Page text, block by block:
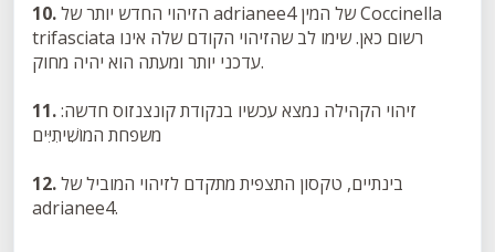
10.
trifasciata רשום כאן. שימו לב שהזיהוי הקודם שלה אינו
עדכני יותר ומעתה הוא יהיה מחוק.
11.
משפחת המוֹשִׁיתִיִּים
12.
adrianee4.